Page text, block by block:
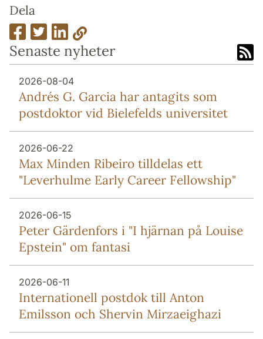
Dela
Senaste nyheter
2026-08-04
Andrés G. Garcia har antagits som
postdoktor vid Bielefelds universitet
2026-06-22
Max Minden Ribeiro tilldelas ett
"Leverhulme Early Career Fellowship"
2026-06-15
Peter Gärdenfors i "I hjärnan på Louise
Epstein" om fantasi
2026-06-11
Internationell postdok till Anton
Emilsson och Shervin Mirzaeighazi